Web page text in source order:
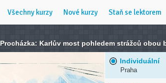
Všechny kurzy Nové kurzy Staň se lektorem
Procházka: Karlův most pohledem strážců obou
Individuální
Praha